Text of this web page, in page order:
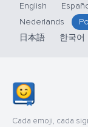
English
Nederlands
日本語
한국어
Cada emoji, cada